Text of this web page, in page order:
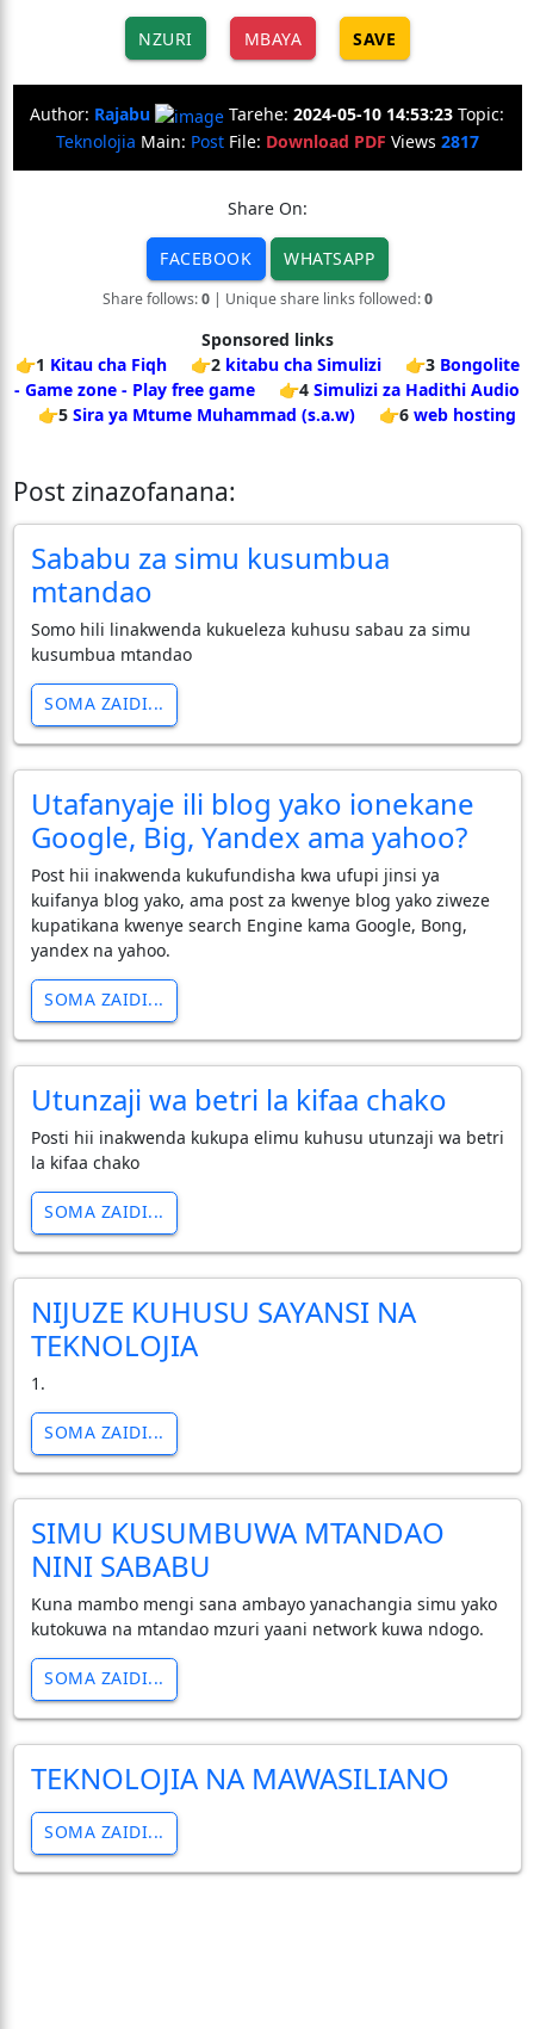
NZURI MBAYA SAVE
Author: Rajabu Tarehe: 2024-05-10 14:53:23 Topic:
Teknolojia Main: PostFile: Download PDF Views 2817
Share On:
FACEBOOK WHATSAPP
Share follows:0| Unique share links followed:0
Sponsored links
👉1 Kitau cha Fiqh 👉2 kitabu cha Simulizi 👉3 Bongolite
- Game zone - Play free game
👉4 Simulizi za Hadithi Audio
👉5 Sira ya Mtume Muhammad (s.a.w) 👉6 web hosting
Post zinazofanana:
Sababu za simu kusumbua
mtandao
Somo hili linakwenda kukueleza kuhusu sabau za simu
kusumbua mtandao
SOMA ZAIDI...
Utafanyaje ili blog yako ionekane
Google, Big, Yandex ama yahoo?
Post hii inakwenda kukufundisha kwa ufupi jinsi ya
kuifanya blog yako, ama post za kwenye blog yako ziweze
kupatikana kwenye search Engine kama Google, Bong,
yandex na yahoo.
SOMA ZAIDI...
Utunzaji wa betri la kifaa chako
Posti hii inakwenda kukupa elimu kuhusu utunzaji wa betri
la kifaa chako
SOMA ZAIDI...
NIJUZE KUHUSU SAYANSI NA
TEKNOLOJIA
1.
SOMA ZAIDI...
SIMU KUSUMBUWA MTANDAO
NINI SABABU
Kuna mambo mengi sana ambayo yanachangia simu yako
kutokuwa na mtandao mzuri yaani network kuwa ndogo.
SOMA ZAIDI...
TEKNOLOJIA NA MAWASILIANO
SOMA ZAIDI...